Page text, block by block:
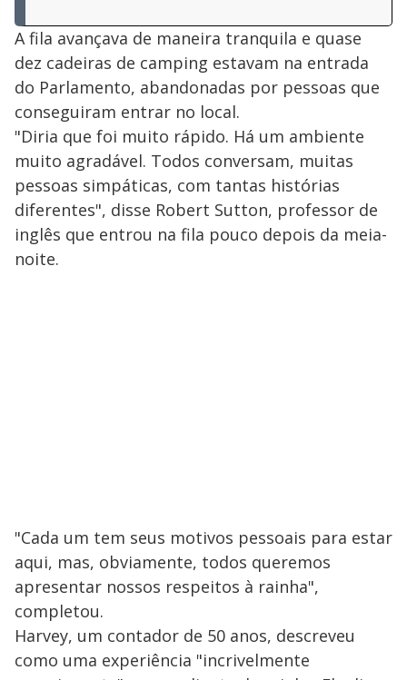
A fila avançava de maneira tranquila e quase
dez cadeiras de camping estavam na entrada
do Parlamento, abandonadas por pessoas que
conseguiram entrar no local.
"Diria que foi muito rápido. Há um ambiente
muito agradável. Todos conversam, muitas
pessoas simpáticas, com tantas histórias
diferentes", disse Robert Sutton, professor de
inglês que entrou na fila pouco depois da meia-
noite.
"Cada um tem seus motivos pessoais para estar
aqui, mas, obviamente, todos queremos
apresentar nossos respeitos à rainha",
completou.
Harvey, um contador de 50 anos, descreveu
como uma experiência "incrivelmente